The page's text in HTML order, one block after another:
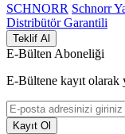
SCHNORR Schnorr
Distribütör Garantili
Teklif Al
E-Bülten Aboneliği
E-Bültene kayıt olarak
Kayıt Ol